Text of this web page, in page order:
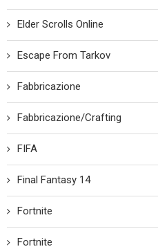
Elder Scrolls Online
Escape From Tarkov
Fabbricazione
Fabbricazione/Crafting
FIFA
Final Fantasy 14
Fortnite
Fortnite